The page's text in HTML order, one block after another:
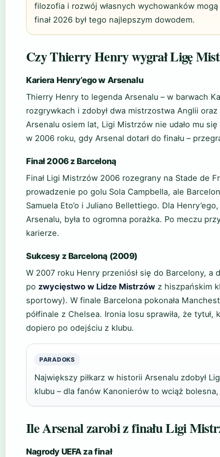
filozofia i rozwój własnych wychowanków
finał 2026 był tego najlepszym dowodem.
Czy Thierry Henry wygrał Ligę
Kariera Henry’ego w Arsenalu
Thierry Henry to legenda Arsenalu – w barwach
rozgrywkach i zdobył dwa mistrzostwa Anglii
Arsenalu osiem lat, Ligi Mistrzów nie udało mu
w 2006 roku, gdy Arsenal dotarł do finału –
Finał 2006 z Barceloną
Finał Ligi Mistrzów 2006 rozegrany na Stade de
prowadzenie po golu Sola Campbella, ale
Samuela Eto’o i Juliano Bellettiego. Dla
Arsenalu, była to ogromna porażka. Po meczu
karierze.
Sukcesy z Barceloną (2009)
W 2007 roku Henry przeniósł się do Barcelony, a
po zwycięstwo w Lidze Mistrzów z hiszpańskim
sportowy). W finale Barcelona pokonała
półfinale z Chelsea. Ironia losu sprawiła, że
dopiero po odejściu z klubu.
PARADOKS
Największy piłkarz w historii Arsenalu zdobył
klubu – dla fanów Kanonierów to wciąż
Ile Arsenal zarobi z finału Ligi
Nagrody UEFA za finał